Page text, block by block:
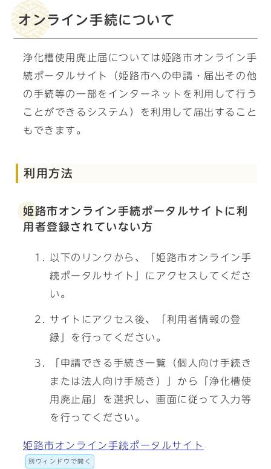
オンライン手続について
浄化槽使用廃止届については姫路市オンライン手
続ポータルサイト（姫路市への申請・届出その他
の手続等の一部をインターネットを利用して行う
ことができるシステム）を利用して届出すること
もできます。
利用方法
姫路市オンライン手続ポータルサイトに利
用者登録されていない方
以下のリンクから、「姫路市オンライン手
続ポータルサイト」にアクセスしてくださ
い。
サイトにアクセス後、「利用者情報の登
録」を行ってください。
「申請できる手続き一覧（個人向け手続き
または法人向け手続き）」から「浄化槽使
用廃止届」を選択し、画面に従って入力等
を行ってください。
姫路市オンライン手続ポータルサイト
別ウィンドウで開く